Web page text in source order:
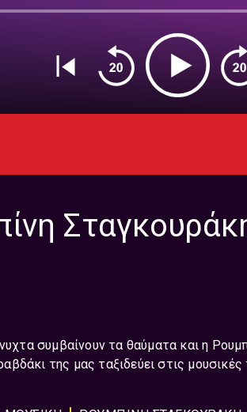
συμβαίνουν τα θαύματα και η
της μας ταξιδεύει στις μουσικές